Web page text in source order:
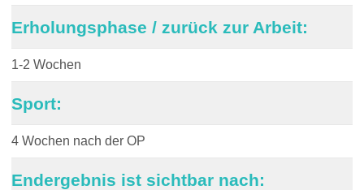
Erholungsphase / zurück zur Arbeit:
1-2 Wochen
Sport:
4 Wochen nach der OP
Endergebnis ist sichtbar nach: